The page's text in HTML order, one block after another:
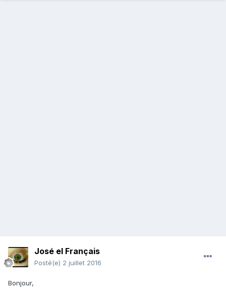
José el Français
Posté(e) 2 juillet 2016
Bonjour,